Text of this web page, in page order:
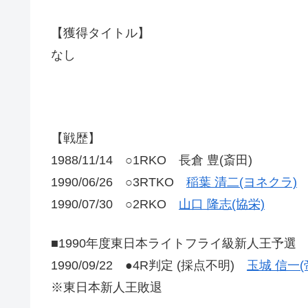
【獲得タイトル】
なし
【戦歴】
1988/11/14 ○1RKO 長倉 豊(斎田)
1990/06/26 ○3RTKO 稲葉 清二(ヨネクラ)
1990/07/30 ○2RKO 山口 隆志(協栄)
■1990年度東日本ライトフライ級新人王予選
1990/09/22 ●4R判定 (採点不明) 玉城 信一(
※東日本新人王敗退